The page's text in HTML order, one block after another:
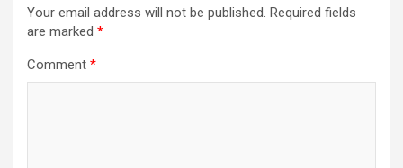
Your email address will not be published. Required fields
are marked *
Comment *